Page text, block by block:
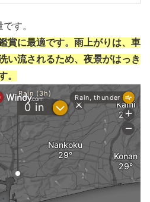
す。
賞に最適です。雨上がりは、車
い流されるため、夜景がはっき
。